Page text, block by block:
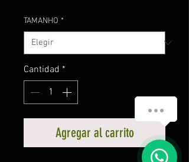
TAMANHO *
Cantidad *
Agregar al carrito
1